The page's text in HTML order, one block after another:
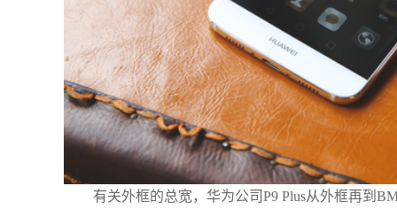
有关外框的总宽，华为公司P9 Plus从外框再到